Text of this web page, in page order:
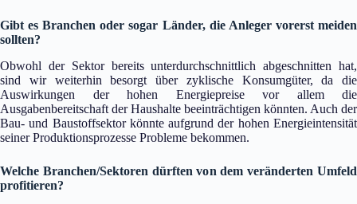
Gibt es Branchen oder sogar Länder, die Anleger vorerst meiden
sollten?
Obwohl der Sektor bereits unterdurchschnittlich abgeschnitten hat,
sind wir weiterhin besorgt über zyklische Konsumgüter, da die
Auswirkungen der hohen Energiepreise vor allem die
Ausgabenbereitschaft der Haushalte beeinträchtigen könnten. Auch der
Bau- und Baustoffsektor könnte aufgrund der hohen Energieintensität
seiner Produktionsprozesse Probleme bekommen.
Welche Branchen/Sektoren dürften von dem veränderten Umfeld
profitieren?